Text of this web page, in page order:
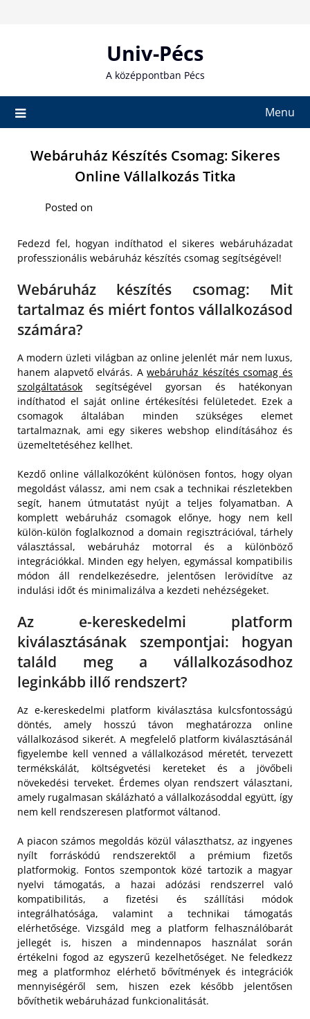
Univ-Pécs
A középpontban Pécs
Menu
Webáruház Készítés Csomag: Sikeres
Online Vállalkozás Titka
Posted on
Fedezd fel, hogyan indíthatod el sikeres webáruházadat
professzionális webáruház készítés csomag segítségével!
Webáruház készítés csomag: Mit
tartalmaz és miért fontos vállalkozásod
számára?
A modern üzleti világban az online jelenlét már nem luxus,
hanem alapvető elvárás. Awebáruház készítés csomag és
szolgáltatások segítségével gyorsan és hatékonyan
indíthatod el saját online értékesítési felületedet. Ezek a
csomagok általában minden szükséges elemet
tartalmaznak, ami egy sikeres webshop elindításához és
üzemeltetéséhez kellhet.
Kezdő online vállalkozóként különösen fontos, hogy olyan
megoldást válassz, ami nem csak a technikai részletekben
segít, hanem útmutatást nyújt a teljes folyamatban. A
komplett webáruház csomagok előnye, hogy nem kell
külön-külön foglalkoznod a domain regisztrációval, tárhely
választással, webáruház motorral és a különböző
integrációkkal. Minden egy helyen, egymással kompatibilis
módon áll rendelkezésedre, jelentősen lerövidítve az
indulási időt és minimalizálva a kezdeti nehézségeket.
Az e-kereskedelmi platform
kiválasztásának szempontjai: hogyan
találd meg a vállalkozásodhoz
leginkább illő rendszert?
Az e-kereskedelmi platform kiválasztása kulcsfontosságú
döntés, amely hosszú távon meghatározza online
vállalkozásod sikerét. A megfelelő platform kiválasztásánál
figyelembe kell venned a vállalkozásod méretét, tervezett
termékskálát, költségvetési kereteket és a jövőbeli
növekedési terveket. Érdemes olyan rendszert választani,
amely rugalmasan skálázható a vállalkozásoddal együtt, így
nem kell rendszeresen platformot váltanod.
A piacon számos megoldás közül választhatsz, az ingyenes
nyílt forráskódú rendszerektől a prémium fizetős
platformokig. Fontos szempontok közé tartozik a magyar
nyelvi támogatás, a hazai adózási rendszerrel való
kompatibilitás, a fizetési és szállítási módok
integrálhatósága, valamint a technikai támogatás
elérhetősége. Vizsgáld meg a platform felhasználóbarát
jellegét is, hiszen a mindennapos használat során
értékelni fogod az egyszerű kezelhetőséget. Ne feledkezz
meg a platformhoz elérhető bővítmények és integrációk
mennyiségéről sem, hiszen ezek később jelentősen
bővíthetik webáruházad funkcionalitását.